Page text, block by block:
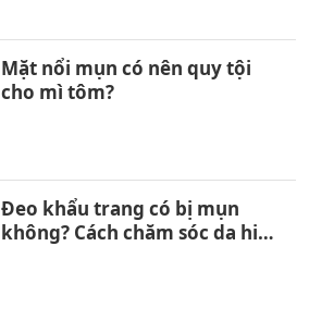
Mặt nổi mụn có nên quy tội
cho mì tôm?
Đeo khẩu trang có bị mụn
không? Cách chăm sóc da hiệu